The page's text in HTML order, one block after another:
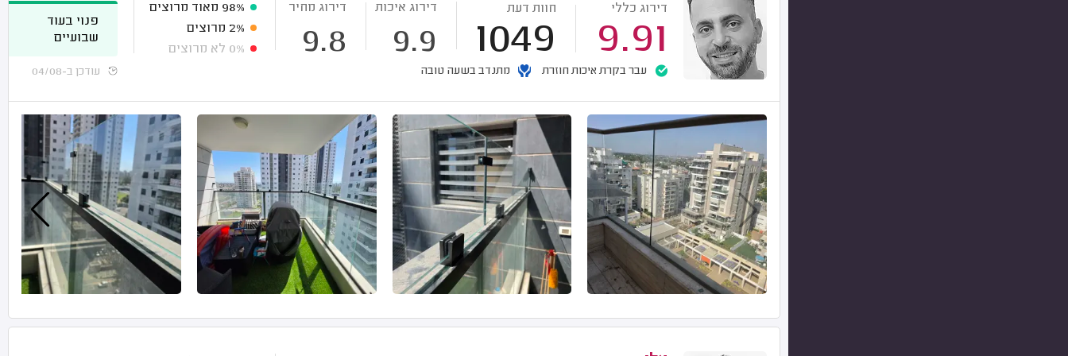
דירוג כללי
9.91
חוות דעת
1049
דירוג איכות
9.9
דירוג מחיר
9.8
עבר בקרת איכות חוזרת מתנדב בשעה טובה
98% מאוד מרוצים
2% מרוצים
0% לא מרוצים
פנוי בעוד
שבועיים
עודכן ב-04/08